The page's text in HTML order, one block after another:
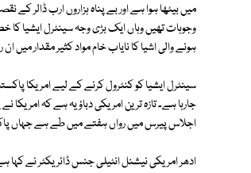
میں بیٹھا ہوا ہے اور بے پناہ ہزاروں ارب ڈالر
وجوہات تھیں وہاں ایک بڑی وجہ سینٹرل ایشیا کا
ہونے والی اشیا کا نایاب خام مواد کثیر مقدار میں
سینٹرل ایشیا کو کنٹرول کرنے کے لیے امریکا
جارہا ہے۔ تازہ ترین امریکی دباؤ یہ ہے کہ
اجلاس پیرس میں رواں ہفتے میں طے ہے جہاں
ادھر امریکی نیشنل انٹیلی جنس ڈائریکٹر نے